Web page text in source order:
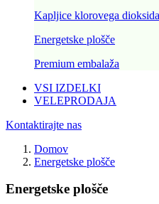
Kapljice klorovega
Energetske plošče
Premium embalaža
VSI IZDELKI
VELEPRODAJA
Kontaktirajte nas
Domov
Energetske plošče
Energetske plošče